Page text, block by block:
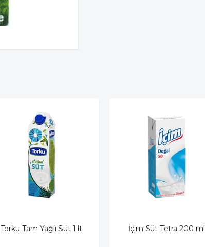
Torku Tam Yağlı Süt 1 lt İçim Süt Tetra 200 ml